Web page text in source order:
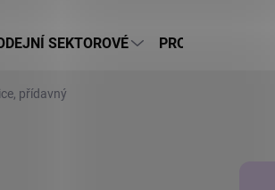
SEKTOROVÉ PROSKLENÉ
přídavný